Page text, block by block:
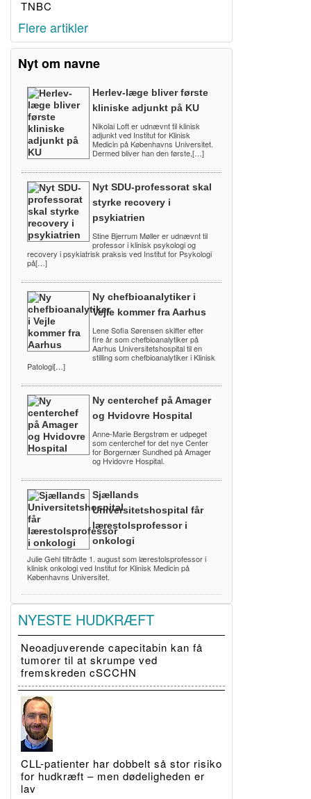
TNBC
Flere artikler
Nyt om navne
Herlev-læge bliver første
kliniske adjunkt på KU
Nikolai Loft er udnævnt til klinisk
adjunkt ved Institut for Klinisk
Medicin på Københavns Universitet.
Dermed bliver han den første,[…]
Nyt SDU-professorat skal
styrke recovery i
psykiatrien
Stine Bjerrum Møller er udnævnt til
professor i klinisk psykologi og
recovery i psykiatrisk praksis ved Institut for Psykologi
på[…]
Ny chefbioanalytiker i
Vejle kommer fra Aarhus
Lene Sofia Sørensen skifter efter
fire år som chefbioanalytiker på
Aarhus Universitetshospital til en
stilling som chefbioanalytiker i Klinisk
Patologi[…]
Ny centerchef på Amager
og Hvidovre Hospital
Anne-Marie Bergstrøm er udpeget
som centerchef for det nye Center
for Borgernær Sundhed på Amager
og Hvidovre Hospital.
Sjællands
Universitetshospital får
lærestolsprofessor i
onkologi
Julie Gehl tiltrådte 1. august som lærestolsprofessor i
klinisk onkologi ved Institut for Klinisk Medicin på
Københavns Universitet.
NYESTE HUDKRÆFT
Neoadjuverende capecitabin kan få
tumorer til at skrumpe ved
fremskreden cSCCHN
CLL-patienter har dobbelt så stor risiko
for hudkræft – men dødeligheden er
lav